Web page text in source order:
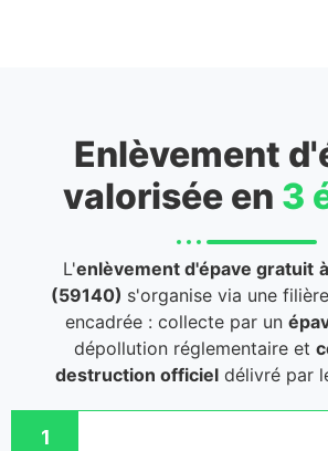
Enlèvement
valorisée en 3
L'enlèvement d'épave gratuit
(59140) s'organise via une
encadrée : collecte par un
dépollution réglementaire et
destruction officieldélivré par
1